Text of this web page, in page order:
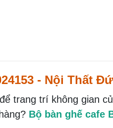
- Nội Thất
để trang trí không gian
Bộ bàn ghế cafe